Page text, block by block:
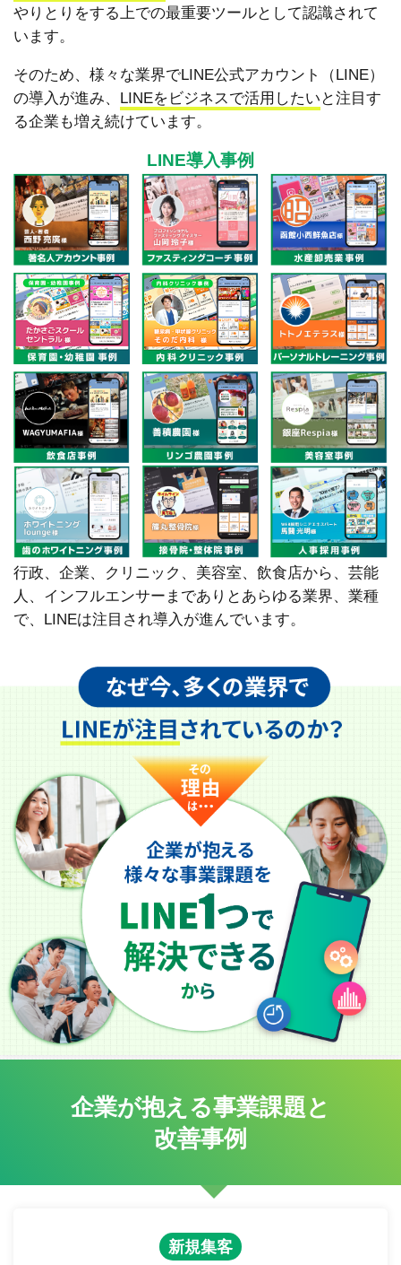
やりとりをする上での最重要ツールとして認識されて
います。
そのため、様々な業界でLINE公式アカウント（LINE）
の導入が進み、 LINEをビジネスで活用したい と注目す
る企業も増え続けています。
LINE導入事例
行政、企業、クリニック、美容室、飲食店から、芸能
人、インフルエンサーまでありとあらゆる業界、業種
で、LINEは注目され導入が進んでいます。
企業が抱える事業課題と
改善事例
新規集客